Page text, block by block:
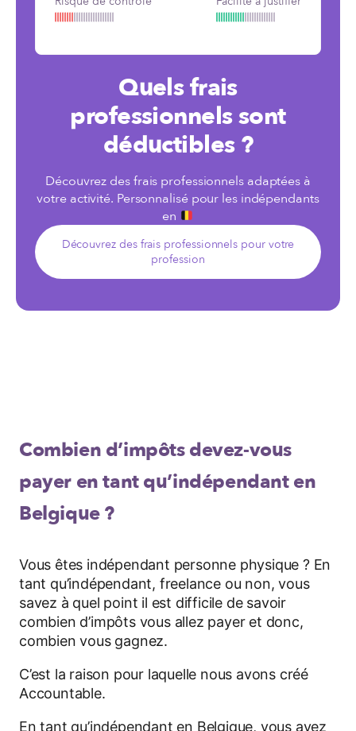
Quels frais
professionnels sont
déductibles ?
Découvrez des frais professionnels adaptées à
votre activité. Personnalisé pour les indépendants
en
Découvrez des frais professionnels pour votre
profession
Combien d’impôts devez-vous
payer en tant qu’indépendant en
Belgique ?
Vous êtes indépendant personne physique ? En
tant qu’indépendant, freelance ou non, vous
savez à quel point il est difficile de savoir
combien d’impôts vous allez payer et donc,
combien vous gagnez.
C’est la raison pour laquelle nous avons créé
Accountable.
En tant qu’indépendant en Belgique, vous avez